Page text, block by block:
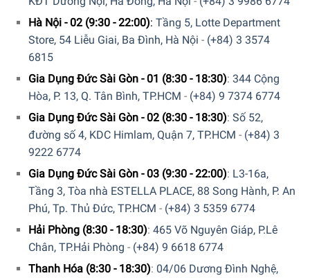
STOP & GO, khi chức năng này được kích hoạt quá trình
nấu ban đầu sẽ tam dừng ở dạng giữ ấm, để tiếp tục quá
trình nấu bạn chỉ việc nhấn chọn lại chức năng STOP & GO
là quá trình nấu lại tiếp tục theo các thông số ban đầu.
Hà Nội - 02 (9:30 - 22:00): Tầng 5, Lotte Department
Store, 54 Liễu Giai, Ba Đình, Hà Nội - (+84) 3 3574
6815
Gia Dụng Đức Sài Gòn - 01 (8:30 - 18:30): 344 Cộng
Hòa, P. 13, Q. Tân Bình, TP.HCM - (+84) 9 7374 6774
Gia Dụng Đức Sài Gòn - 02 (8:30 - 18:30): Số 52,
đường số 4, KDC Himlam, Quận 7, TP.HCM - (+84) 3
9222 6774
Gia Dụng Đức Sài Gòn - 03 (9:30 - 22:00): L3-16a,
Tầng 3, Tòa nhà ESTELLA PLACE, 88 Song Hành, P. An
Phú, Tp. Thủ Đức, TP.HCM - (+84) 3 5359 6774
Hải Phòng (8:30 - 18:30): 465 Võ Nguyên Giáp, P.Lê
Chân, TP.Hải Phòng - (+84) 9 6618 6774
Thanh Hóa (8:30 - 18:30): 04/06 Dương Đình Nghệ,